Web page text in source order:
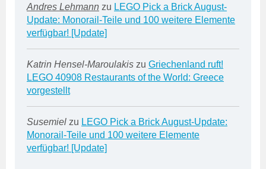
Andres Lehmann zu LEGO Pick a Brick August-
Update: Monorail-Teile und 100 weitere Elemente
verfügbar! [Update]
Katrin Hensel-Maroulakis zu Griechenland ruft!
LEGO 40908 Restaurants of the World: Greece
vorgestellt
Susemiel zu LEGO Pick a Brick August-Update:
Monorail-Teile und 100 weitere Elemente
verfügbar! [Update]